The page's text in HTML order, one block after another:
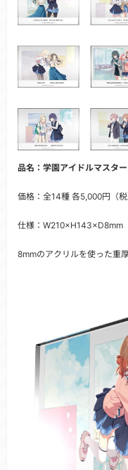
品名：学園アイドルマスタ
価格：全14種 各5,000円（税
仕様：W210×H143×D8mm
8mmのアクリルを使った重